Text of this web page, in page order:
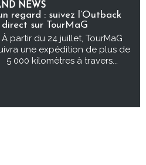
NEWS
regard : suivez l’Outback
sur TourMaG
À partir du 24 juillet, TourMaG
une expédition de plus de
5 000 kilomètres à travers...